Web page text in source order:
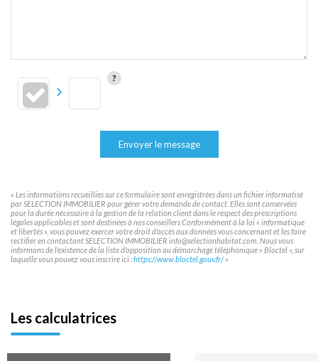
Envoyer le message
« Les informations recueillies sur ce formulaire sont enregistrées dans un fichier informatisé
par SELECTION IMMOBILIER pour gérer votre demande de contact. Elles sont conservées
pour la durée nécessaire à la gestion de la relation client dans le respect des prescriptions
légales applicables et sont destinées à nos conseillers Conformément à la loi « informatique
et libertés », vous pouvez exercer votre droit d'accès aux données vous concernant et les faire
rectifier en contactant SELECTION IMMOBILIER info@selectionhabitat.com. Nous vous
informons de l'existence de la liste d'opposition au démarchage téléphonique « Bloctel », sur
laquelle vous pouvez vous inscrire ici :https://www.bloctel.gouv.fr/»
Les calculatrices